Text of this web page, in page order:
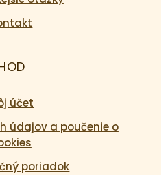
účet
údajov a poučenie o
poriadok